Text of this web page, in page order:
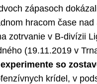
zápasoch
hracom čase
zotrvanie v B-divízii
(19.11.2019 v
experimente so
krídel, v